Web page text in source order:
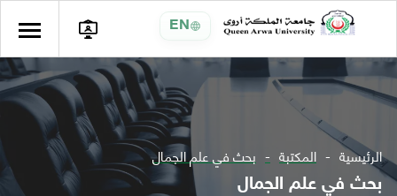
EN
الرئيسية المكتبة بحث في علم الجمال
بحث في علم الجمال